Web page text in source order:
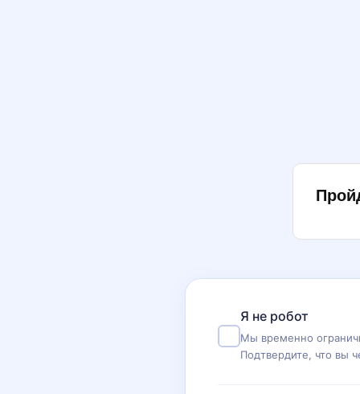
Я не робот
Мы временно
Подтвердите, что вы